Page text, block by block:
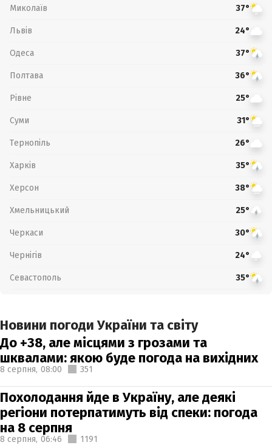
Миколаїв 37°
Львів 24°
Одеса 37°
Полтава 36°
Рівне 25°
Суми 31°
Тернопіль 26°
Харків 35°
Херсон 38°
Хмельницький 25°
Черкаси 30°
Чернігів 24°
Севастополь 35°
Новини погоди України та світу
До +38, але місцями з грозами та
шквалами: якою буде погода на вихідних
8 серпня, 08:00 351
Похолодання йде в Україну, але деякі
регіони потерпатимуть від спеки: погода
на 8 серпня
8 серпня, 06:46 1191